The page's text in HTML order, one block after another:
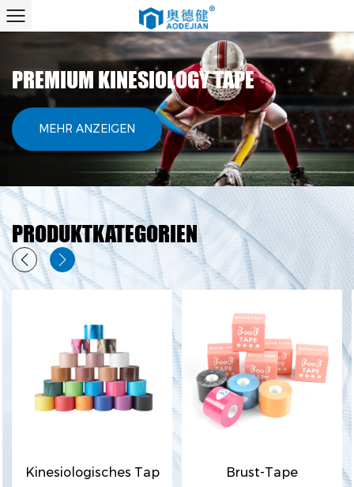
PREMIUM KINESIOLOGY TAPE
MEHR ANZEIGEN
PRODUKTKATEGORIEN
Kinesiologisches Tap
Brust-Tape